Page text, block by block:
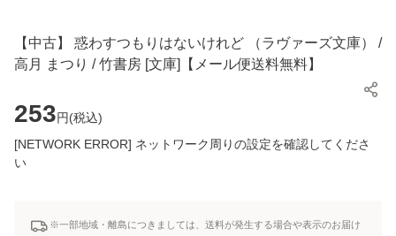
【中古】 惑わすつもりはないけれど （ラヴァーズ文庫） /
高月 まつり / 竹書房 [文庫]【メール便送料無料】
253円(税込)
[NETWORK ERROR] ネットワーク周りの設定を確認してくださ
い
※一部地域・離島につきましては、送料が発生する場合や表示のお届け